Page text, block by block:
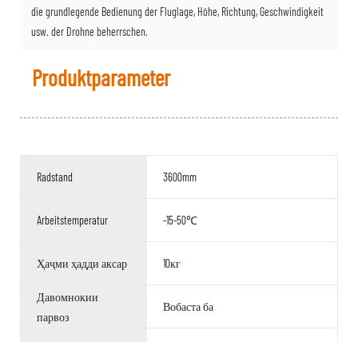
die grundlegende Bedienung der Fluglage, Höhe, Richtung, Geschwindigkeit
usw. der Drohne beherrschen.
Produktparameter
Radstand 3600mm
Arbeitstemperatur -15-50℃
Ҳаҷми ҳадди аксар 10кг
Давомнокии
парвоз
Вобаста ба